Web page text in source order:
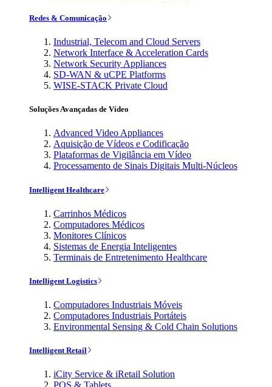
Redes & Comunicação
Industrial, Telecom and Cloud Servers
Network Interface & Acceleration Cards
Network Security Appliances
SD-WAN & uCPE Platforms
WISE-STACK Private Cloud
Soluções Avançadas de Vídeo
Advanced Video Appliances
Aquisição de Vídeos e Codificação
Plataformas de Vigilância em Vídeo
Processamento de Sinais Digitais Multi-Núcleos
Intelligent Healthcare
Carrinhos Médicos
Computadores Médicos
Monitores Clínicos
Sistemas de Energia Inteligentes
Terminais de Entretenimento Healthcare
Intelligent Logistics
Computadores Industriais Móveis
Computadores Industriais Portáteis
Environmental Sensing & Cold Chain Solutions
Intelligent Retail
iCity Service & iRetail Solution